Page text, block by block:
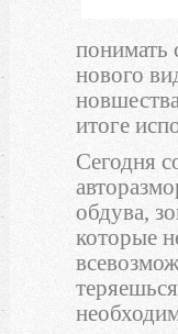
понимать
нового
итоге
Сегодня
обдува,
которые